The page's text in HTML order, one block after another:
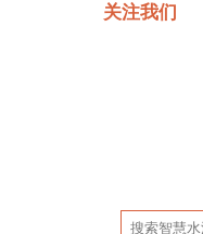
关注我们
搜